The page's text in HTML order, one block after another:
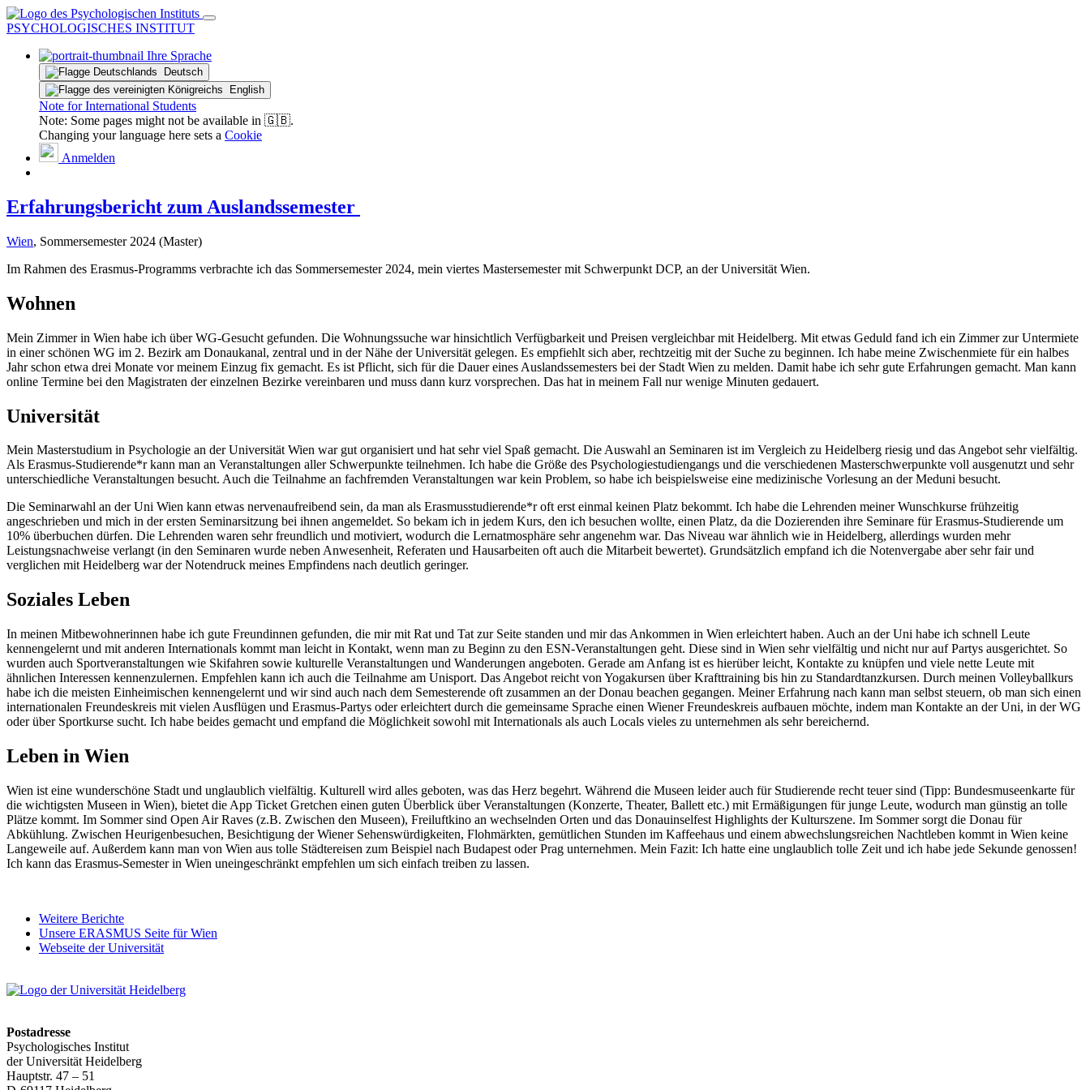
PSYCHOLOGISCHES INSTITUT
Ihre Sprache
Deutsch
English
Note for International Students
Note: Some pages might not be available in 🇬🇧.
Changing your language here sets a Cookie
Anmelden
Erfahrungsbericht zum Auslandssemester
Wien, Sommersemester 2024 (Master)
Im Rahmen des Erasmus-Programms verbrachte ich das Sommersemester 2024, mein viertes Mastersemester mit Schwerpunkt DCP, an der Universität Wien.
Wohnen
Mein Zimmer in Wien habe ich über WG-Gesucht gefunden. Die Wohnungssuche war hinsichtlich Verfügbarkeit und Preisen vergleichbar mit Heidelberg. Mit etwas Geduld fand ich ein Zimmer zur Untermiete
in einer schönen WG im 2. Bezirk am Donaukanal, zentral und in der Nähe der Universität gelegen. Es empfiehlt sich aber, rechtzeitig mit der Suche zu beginnen. Ich habe meine Zwischenmiete für ein halbes
Jahr schon etwa drei Monate vor meinem Einzug fix gemacht. Es ist Pflicht, sich für die Dauer eines Auslandssemesters bei der Stadt Wien zu melden. Damit habe ich sehr gute Erfahrungen gemacht. Man kann
online Termine bei den Magistraten der einzelnen Bezirke vereinbaren und muss dann kurz vorsprechen. Das hat in meinem Fall nur wenige Minuten gedauert.
Universität
Mein Masterstudium in Psychologie an der Universität Wien war gut organisiert und hat sehr viel Spaß gemacht. Die Auswahl an Seminaren ist im Vergleich zu Heidelberg riesig und das Angebot sehr vielfältig.
Als Erasmus-Studierende*r kann man an Veranstaltungen aller Schwerpunkte teilnehmen. Ich habe die Größe des Psychologiestudiengangs und die verschiedenen Masterschwerpunkte voll ausgenutzt und sehr
unterschiedliche Veranstaltungen besucht. Auch die Teilnahme an fachfremden Veranstaltungen war kein Problem, so habe ich beispielsweise eine medizinische Vorlesung an der Meduni besucht.
Die Seminarwahl an der Uni Wien kann etwas nervenaufreibend sein, da man als Erasmusstudierende*r oft erst einmal keinen Platz bekommt. Ich habe die Lehrenden meiner Wunschkurse frühzeitig
angeschrieben und mich in der ersten Seminarsitzung bei ihnen angemeldet. So bekam ich in jedem Kurs, den ich besuchen wollte, einen Platz, da die Dozierenden ihre Seminare für Erasmus-Studierende um
10% überbuchen dürfen. Die Lehrenden waren sehr freundlich und motiviert, wodurch die Lernatmosphäre sehr angenehm war. Das Niveau war ähnlich wie in Heidelberg, allerdings wurden mehr
Leistungsnachweise verlangt (in den Seminaren wurde neben Anwesenheit, Referaten und Hausarbeiten oft auch die Mitarbeit bewertet). Grundsätzlich empfand ich die Notenvergabe aber sehr fair und
verglichen mit Heidelberg war der Notendruck meines Empfindens nach deutlich geringer.
Soziales Leben
In meinen Mitbewohnerinnen habe ich gute Freundinnen gefunden, die mir mit Rat und Tat zur Seite standen und mir das Ankommen in Wien erleichtert haben. Auch an der Uni habe ich schnell Leute
kennengelernt und mit anderen Internationals kommt man leicht in Kontakt, wenn man zu Beginn zu den ESN-Veranstaltungen geht. Diese sind in Wien sehr vielfältig und nicht nur auf Partys ausgerichtet. So
wurden auch Sportveranstaltungen wie Skifahren sowie kulturelle Veranstaltungen und Wanderungen angeboten. Gerade am Anfang ist es hierüber leicht, Kontakte zu knüpfen und viele nette Leute mit
ähnlichen Interessen kennenzulernen. Empfehlen kann ich auch die Teilnahme am Unisport. Das Angebot reicht von Yogakursen über Krafttraining bis hin zu Standardtanzkursen. Durch meinen Volleyballkurs
habe ich die meisten Einheimischen kennengelernt und wir sind auch nach dem Semesterende oft zusammen an der Donau beachen gegangen. Meiner Erfahrung nach kann man selbst steuern, ob man sich einen
internationalen Freundeskreis mit vielen Ausflügen und Erasmus-Partys oder erleichtert durch die gemeinsame Sprache einen Wiener Freundeskreis aufbauen möchte, indem man Kontakte an der Uni, in der WG
oder über Sportkurse sucht. Ich habe beides gemacht und empfand die Möglichkeit sowohl mit Internationals als auch Locals vieles zu unternehmen als sehr bereichernd.
Leben in Wien
Wien ist eine wunderschöne Stadt und unglaublich vielfältig. Kulturell wird alles geboten, was das Herz begehrt. Während die Museen leider auch für Studierende recht teuer sind (Tipp: Bundesmuseenkarte für
die wichtigsten Museen in Wien), bietet die App Ticket Gretchen einen guten Überblick über Veranstaltungen (Konzerte, Theater, Ballett etc.) mit Ermäßigungen für junge Leute, wodurch man günstig an tolle
Plätze kommt. Im Sommer sind Open Air Raves (z.B. Zwischen den Museen), Freiluftkino an wechselnden Orten und das Donauinselfest Highlights der Kulturszene. Im Sommer sorgt die Donau für
Abkühlung. Zwischen Heurigenbesuchen, Besichtigung der Wiener Sehenswürdigkeiten, Flohmärkten, gemütlichen Stunden im Kaffeehaus und einem abwechslungsreichen Nachtleben kommt in Wien keine
Langeweile auf. Außerdem kann man von Wien aus tolle Städtereisen zum Beispiel nach Budapest oder Prag unternehmen. Mein Fazit: Ich hatte eine unglaublich tolle Zeit und ich habe jede Sekunde genossen!
Ich kann das Erasmus-Semester in Wien uneingeschränkt empfehlen um sich einfach treiben zu lassen.
Weitere Berichte
Unsere ERASMUS Seite für Wien
Webseite der Universität
Postadresse
Psychologisches Institut
der Universität Heidelberg
Hauptstr. 47 – 51